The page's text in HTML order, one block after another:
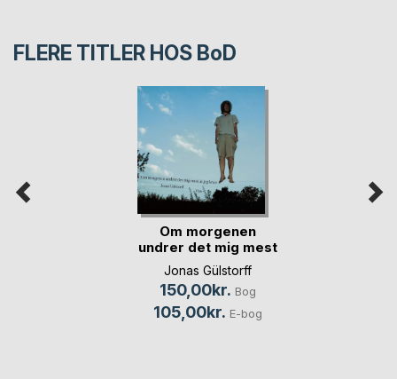
FLERE TITLER HOS BoD
Om morgenen
undrer det mig mest
at(...)
Jonas Gülstorff
150,00kr. Bog
105,00kr. E-bog